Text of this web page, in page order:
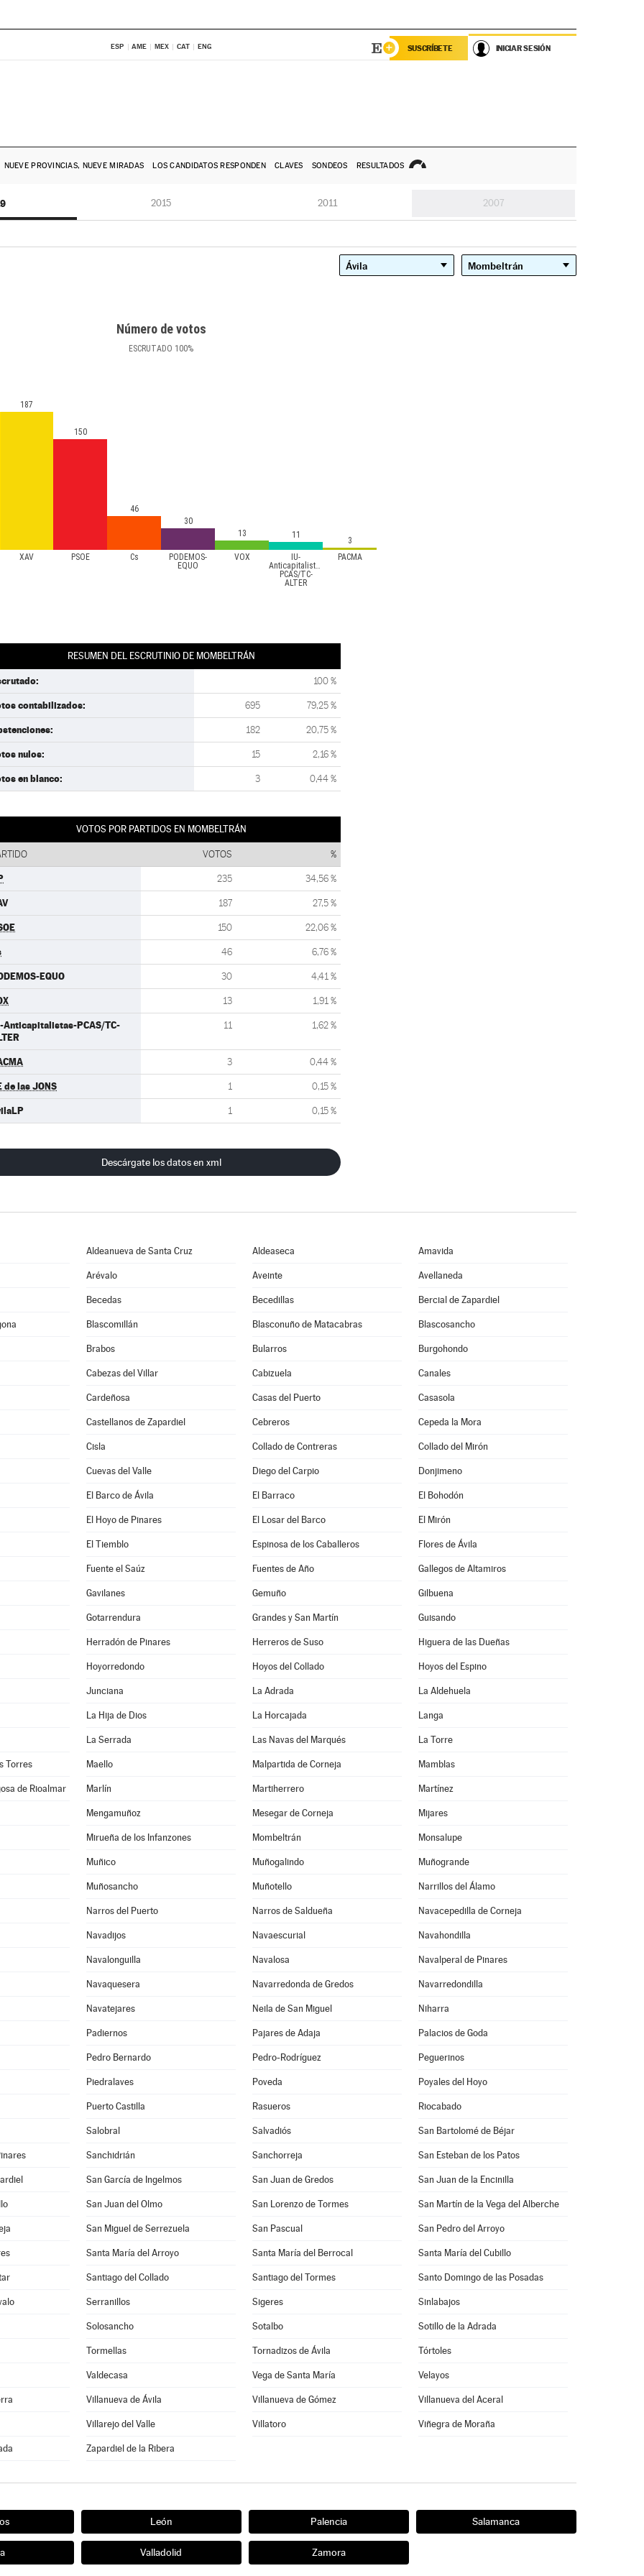
ESP AME MEX CAT ENG SUSCRÍBETE INICIAR SESIÓN
NUEVE PROVINCIAS, NUEVE MIRADAS LOS CANDIDATOS RESPONDEN CLAVES SONDEOS RESULTADOS
2015 2011 2007
Número de votos
ESCRUTADO 100%
XAV PSOE Cs
PODEMOS-
EQUO
VOX
IU-
Anticapitalistas-
PCAS/TC-
ALTER
PACMA
187
150
46
30
13
11
3
RESUMEN DEL ESCRUTINIO DE MOMBELTRÁN
100 %
contabilizados: 695 79,25 %
182 20,75 %
nulos: 15 2,16 %
en blanco: 3 0,44 %
VOTOS POR PARTIDOS EN MOMBELTRÁN
VOTOS %
235 34,56 %
187 27,5 %
150 22,06 %
46 6,76 %
EQUO 30 4,41 %
13 1,91 %
Anticapitalistas-PCAS/TC-
11 1,62 %
3 0,44 %
de las JONS 1 0,15 %
1 0,15 %
Descárgate los datos en xml
Aldeanueva de Santa Cruz Aldeaseca Amavida
Arévalo Aveinte Avellaneda
Becedas Becedillas Bercial de Zapardiel
Blascomillán Blasconuño de Matacabras Blascosancho
Brabos Bularros Burgohondo
Cabezas del Villar Cabizuela Canales
Cardeñosa Casas del Puerto Casasola
Castellanos de Zapardiel Cebreros Cepeda la Mora
Cisla Collado de Contreras Collado del Mirón
Cuevas del Valle Diego del Carpio Donjimeno
El Barco de Ávila El Barraco El Bohodón
El Hoyo de Pinares El Losar del Barco El Mirón
El Tiemblo Espinosa de los Caballeros Flores de Ávila
Fuente el Saúz Fuentes de Año Gallegos de Altamiros
Gavilanes Gemuño Gilbuena
Gotarrendura Grandes y San Martín Guisando
Herradón de Pinares Herreros de Suso Higuera de las Dueñas
Hoyorredondo Hoyos del Collado Hoyos del Espino
Junciana La Adrada La Aldehuela
La Hija de Dios La Horcajada Langa
La Serrada Las Navas del Marqués La Torre
Torres Maello Malpartida de Corneja Mamblas
de Rioalmar Marlín Martiherrero Martínez
Mengamuñoz Mesegar de Corneja Mijares
Mirueña de los Infanzones Mombeltrán Monsalupe
Muñico Muñogalindo Muñogrande
Muñosancho Muñotello Narrillos del Álamo
Narros del Puerto Narros de Saldueña Navacepedilla de Corneja
Navadijos Navaescurial Navahondilla
Navalonguilla Navalosa Navalperal de Pinares
Navaquesera Navarredonda de Gredos Navarredondilla
Navatejares Neila de San Miguel Niharra
Padiernos Pajares de Adaja Palacios de Goda
Pedro Bernardo Pedro-Rodríguez Peguerinos
Piedralaves Poveda Poyales del Hoyo
Puerto Castilla Rasueros Riocabado
Salobral Salvadiós San Bartolomé de Béjar
Sanchidrián Sanchorreja San Esteban de los Patos
San García de Ingelmos San Juan de Gredos San Juan de la Encinilla
San Juan del Olmo San Lorenzo de Tormes San Martín de la Vega del Alberche
San Miguel de Serrezuela San Pascual San Pedro del Arroyo
Santa María del Arroyo Santa María del Berrocal Santa María del Cubillo
Santiago del Collado Santiago del Tormes Santo Domingo de las Posadas
Serranillos Sigeres Sinlabajos
Solosancho Sotalbo Sotillo de la Adrada
Tormellas Tornadizos de Ávila Tórtoles
Valdecasa Vega de Santa María Velayos
Villanueva de Ávila Villanueva de Gómez Villanueva del Aceral
Villarejo del Valle Villatoro Viñegra de Moraña
Zapardiel de la Ribera
León Palencia Salamanca
Valladolid Zamora